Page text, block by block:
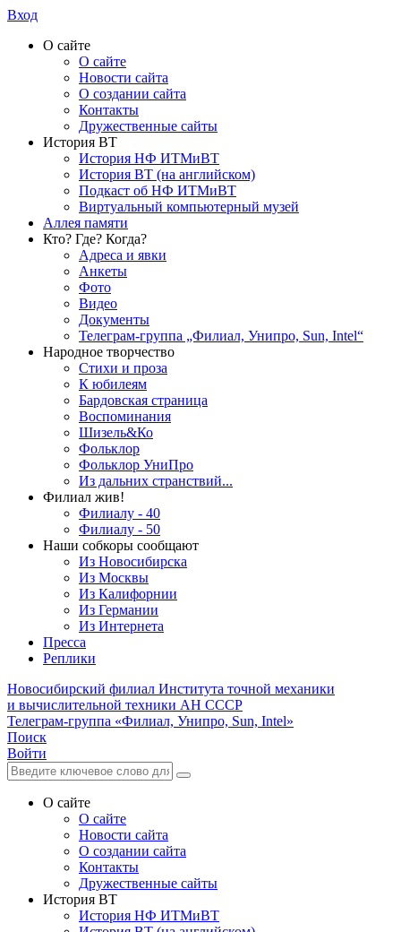
Вход
О сайте
О сайте
Новости сайта
О создании сайта
Контакты
Дружественные сайты
История ВТ
История НФ ИТМиВТ
История ВТ (на английском)
Подкаст об НФ ИТМиВТ
Виртуальный компьютерный музей
Аллея памяти
Кто? Где? Когда?
Адреса и явки
Анкеты
Фото
Видео
Документы
Телеграм-группа „Филиал, Унипро, Sun, Intel“
Народное творчество
Стихи и проза
К юбилеям
Бардовская страница
Воспоминания
Шизель&Ко
Фольклор
Фольклор УниПро
Из дальних странствий...
Филиал жив!
Филиалу - 40
Филиалу - 50
Наши собкоры сообщают
Из Новосибирска
Из Москвы
Из Калифорнии
Из Германии
Из Интернета
Пресса
Реплики
Новосибирский филиал Института точной механики
и вычислительной техники АН СССР
Телеграм-группа «Филиал, Унипро, Sun, Intel»
Поиск
Войти
О сайте
О сайте
Новости сайта
О создании сайта
Контакты
Дружественные сайты
История ВТ
История НФ ИТМиВТ